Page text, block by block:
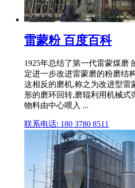
雷蒙粉 百度百科
1925年总结了第一代雷蒙煤磨
定进一步改进雷蒙磨的粉磨结
这相反的磨机,称之为改进型雷
形的磨环回转,磨辊利用机械式
物料由中心喂入 ...
联系电话: 180 3780 8511